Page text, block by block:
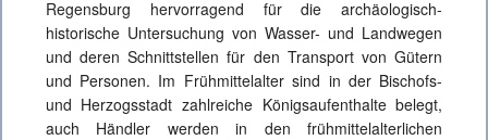
Regensburg hervorragend für die archäologisch-
historische Untersuchung von Wasser- und Landwegen
und deren Schnittstellen für den Transport von Gütern
und Personen. Im Frühmittelalter sind in der Bischofs-
und Herzogsstadt zahlreiche Königsaufenthalte belegt,
auch Händler werden in den frühmittelalterlichen